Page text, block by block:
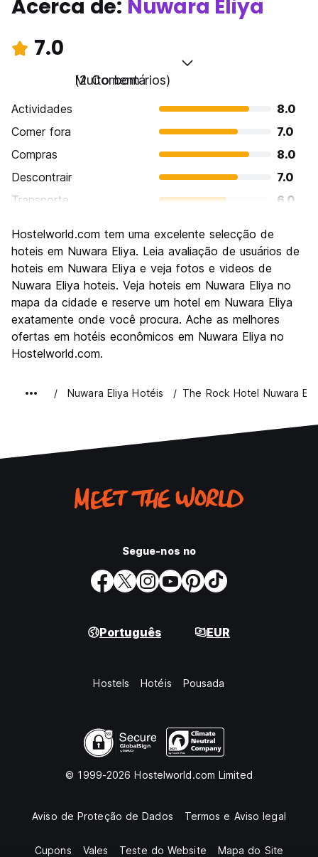
Acerca de: Nuwara Eliya
7.0
Muito bom
(2 Comentários)
Actividades
8.0
Comer fora
7.0
Compras
8.0
Descontrair
7.0
Transporte
6.0
Cultura
8.0
Festas / vida noturna
Custo-beneficio
5.0
Hostelworld.com tem uma excelente selecção de
hoteis em Nuwara Eliya. Leia avaliação de usuários de
hoteis em Nuwara Eliya e veja fotos e videos de
Nuwara Eliya hoteis. Veja hoteis em Nuwara Eliya no
mapa da cidade e reserve um hotel em Nuwara Eliya
exatamente onde você procura. Ache as melhores
ofertas em hotéis econômicos em Nuwara Eliya no
Hostelworld.com.
Nuwara Eliya Hotéis The Rock Hotel Nuwara
Segue-nos no
Português EUR
Hostels Hotéis Pousada
© 1999-2026 Hostelworld.com Limited
Aviso de Proteção de Dados Termos e Aviso legal
Cupons Vales Teste do Website Mapa do Site